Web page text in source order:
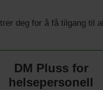
deg for å få tilgang til
DM Pluss for
helsepersonell